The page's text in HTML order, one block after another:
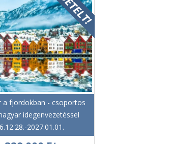
a fjordokban - csoportos
idegenvezetéssel
2027.01.01.